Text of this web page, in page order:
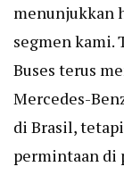
menunjukkan
segmen kami.
Buses terus
Mercedes-
di Brasil,
permintaan di